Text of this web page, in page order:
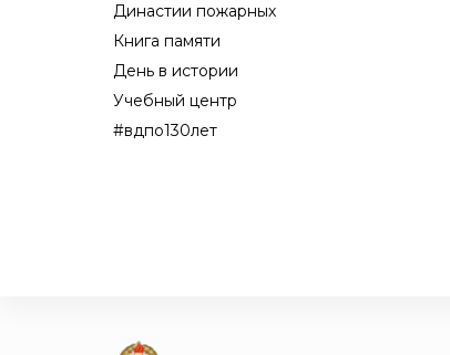
Династии пожарных
Книга памяти
День в истории
Учебный центр
#вдпо130лет